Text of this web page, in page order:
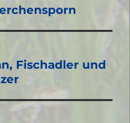
Fischadler und